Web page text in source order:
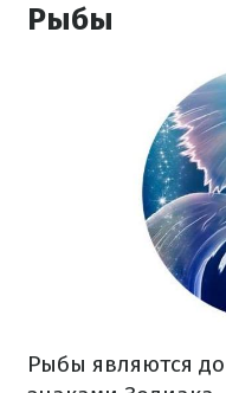
Рыбы
Рыбы являются